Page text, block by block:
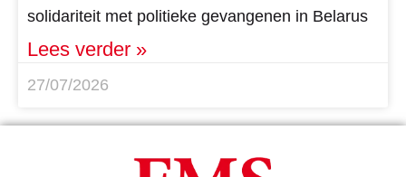
solidariteit met politieke gevangenen in Belarus
Lees verder »
27/07/2026